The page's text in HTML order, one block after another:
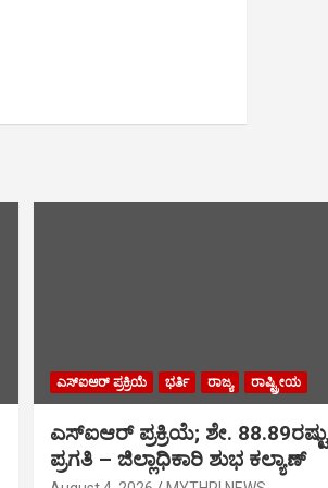
ಎಸ್‍ಐಆರ್ ಪ್ರಕ್ರಿಯೆ ಭರ್ತಿ ರಾಜ್ಯ ರಾಷ್ಟ್ರೀಯ
ಎಸ್‍ಐಆರ್ ಪ್ರಕ್ರಿಯೆ; ಶೇ. 88.89ರಷ್ಟು
ಪ್ರಗತಿ – ಜಿಲ್ಲಾಧಿಕಾರಿ ಶುಭ ಕಲ್ಯಾಣ್